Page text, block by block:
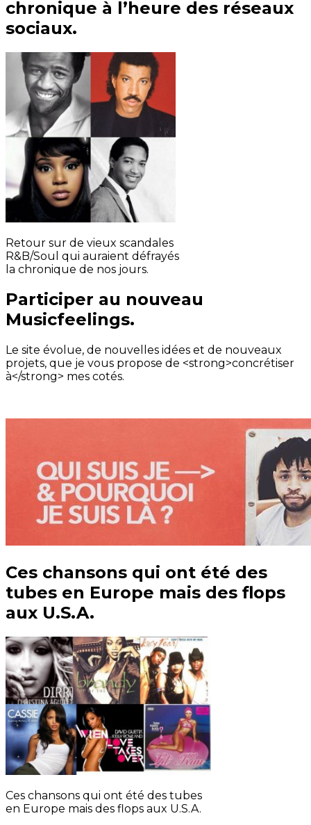
chronique à l’heure des réseaux
sociaux.
Retour sur de vieux scandales
R&B/Soul qui auraient défrayés
la chronique de nos jours.
Participer au nouveau
Musicfeelings.
Le site évolue, de nouvelles idées et de nouveaux
projets, que je vous propose de <strong>concrétiser
à</strong> mes cotés.
Ces chansons qui ont été des
tubes en Europe mais des flops
aux U.S.A.
Ces chansons qui ont été des tubes
en Europe mais des flops aux U.S.A.